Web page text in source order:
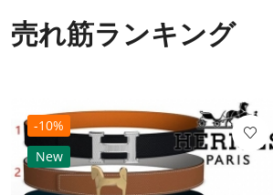
売れ筋ランキング
-10%
New